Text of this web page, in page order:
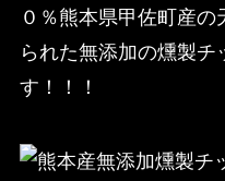
０％熊本県甲佐町産
られた無添加の燻製
す！！！